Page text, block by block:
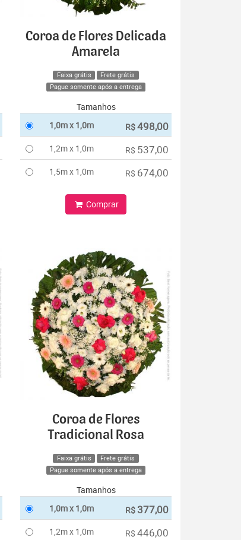
Coroa de Flores Delicada
Amarela
Faixa grátis
Frete grátis
Pague somente após a entrega
Tamanhos
1,0m x 1,0m
R$498,00
1,2m x 1,0m R$ 537,00
1,5m x 1,0m R$ 674,00
Comprar
Coroa de Flores
Tradicional Rosa
Faixa grátis
Frete grátis
Pague somente após a entrega
Tamanhos
1,0m x 1,0m
R$ 377,00
1,2m x 1,0m R$ 446,00